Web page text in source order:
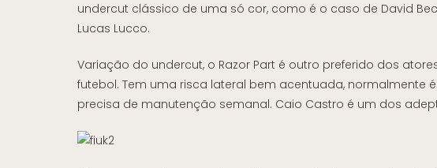
undercut clássico de uma só cor, como é o caso de David
Lucas Lucco.
Variação do undercut, o Razor Part é outro preferido dos
futebol. Tem uma risca lateral bem acentuada, normalmente
precisa de manutenção semanal. Caio Castro é um dos